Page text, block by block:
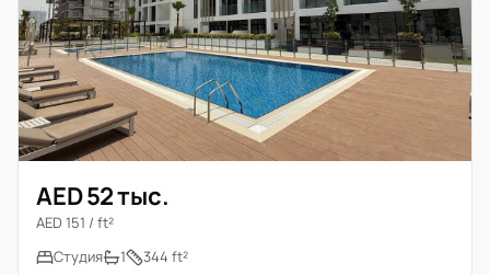
AED 52 тыс.
AED 151 / ft²
Студия
1 344 ft²